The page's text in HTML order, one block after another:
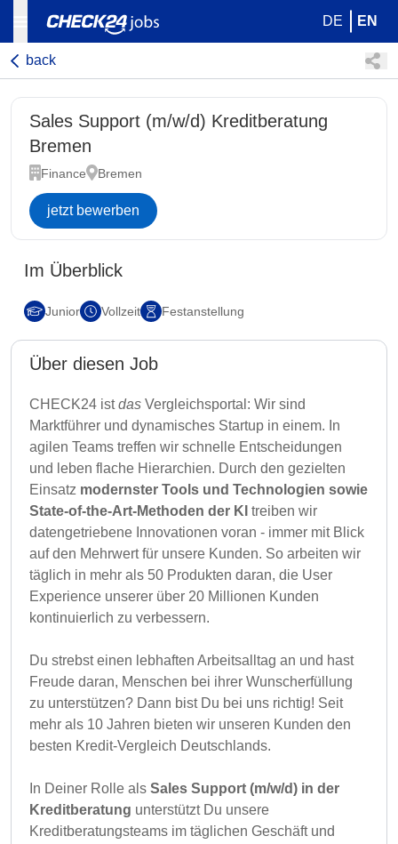
DE EN
back
Sales Support (m/w/d) Kreditberatung
Bremen
Finance Bremen
jetzt bewerben
Im Überblick
Junior Vollzeit Festanstellung
Über diesen Job
CHECK24 istdas Vergleichsportal: Wir sind
Marktführer und dynamisches Startup in einem. In
agilen Teams treffen wir schnelle Entscheidungen
und leben flache Hierarchien. Durch den gezielten
Einsatz modernster Tools und Technologien sowie
State-of-the-Art-Methoden der KI treiben wir
datengetriebene Innovationen voran - immer mit Blick
auf den Mehrwert für unsere Kunden. So arbeiten wir
täglich in mehr als 50 Produkten daran, die User
Experience unserer über 20 Millionen Kunden
kontinuierlich zu verbessern.
Du strebst einen lebhaften Arbeitsalltag an und hast
Freude daran, Menschen bei ihrer Wunscherfüllung
zu unterstützen? Dann bist Du bei uns richtig! Seit
mehr als 10 Jahren bieten wir unseren Kunden den
besten Kredit-Vergleich Deutschlands.
In Deiner Rolle als Sales Support (m/w/d) in der
Kreditberatung unterstützt Du unsere
Kreditberatungsteams im täglichen Geschäft und